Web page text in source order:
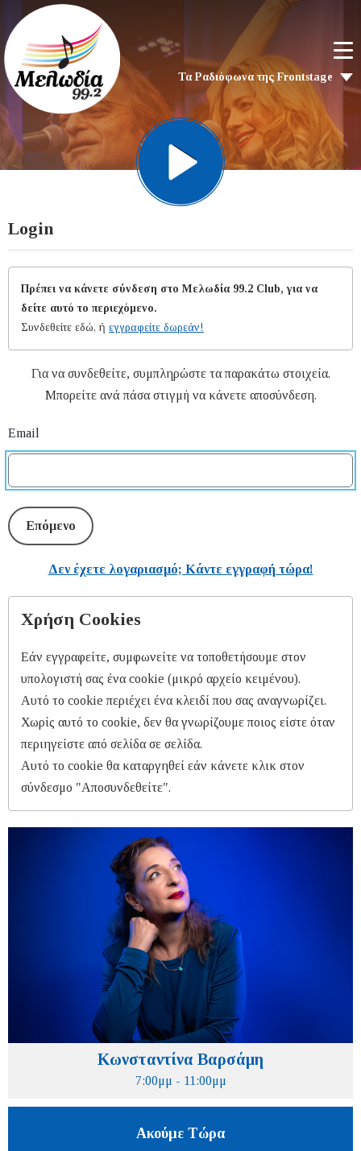
Τα Ραδιόφωνα της Frontstage
Login
Πρέπει να κάνετε σύνδεση στο Μελωδία 99.2 Club, για να
δείτε αυτό το περιεχόμενο.
Συνδεθείτε εδώ, ή εγγραφείτε δωρεάν!
Για να συνδεθείτε, συμπληρώστε τα παρακάτω στοιχεία.
Μπορείτε ανά πάσα στιγμή να κάνετε αποσύνδεση.
Email
Επόμενο
Δεν έχετε λογαριασμό; Κάντε εγγραφή τώρα!
Χρήση Cookies
Εάν εγγραφείτε, συμφωνείτε να τοποθετήσουμε στον
υπολογιστή σας ένα cookie (μικρό αρχείο κειμένου).
Αυτό το cookie περιέχει ένα κλειδί που σας αναγνωρίζει.
Χωρίς αυτό το cookie, δεν θα γνωρίζουμε ποιος είστε όταν
περιηγείστε από σελίδα σε σελίδα.
Αυτό το cookie θα καταργηθεί εάν κάνετε κλικ στον
σύνδεσμο "Αποσυνδεθείτε".
Κωνσταντίνα Βαρσάμη
7:00μμ - 11:00μμ
Ακούμε Τώρα